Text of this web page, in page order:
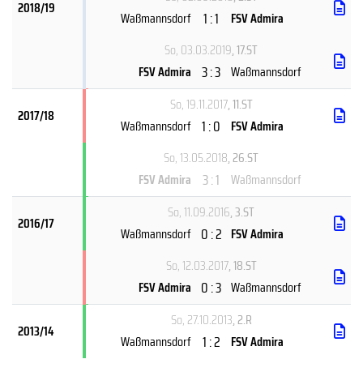
2018/19
Waßmannsdorf 1 : 1
FSV Admira
So, 03.03.2019, 17.ST
FSV Admira 3 : 3 Waßmannsdorf
2017/18
So, 19.11.2017, 11.ST
Waßmannsdorf 1 : 0 FSV Admira
So, 13.05.2018, 26.ST
FSV Admira 3 : 1 Waßmannsdorf
2016/17
So, 11.09.2016, 3.ST
Waßmannsdorf 0 : 2 FSV Admira
So, 12.03.2017, 18.ST
FSV Admira 0 : 3 Waßmannsdorf
2013/14
So, 27.10.2013, 2.R
Waßmannsdorf 1 : 2 FSV Admira